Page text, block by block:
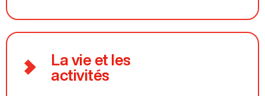
La vie et les
activités